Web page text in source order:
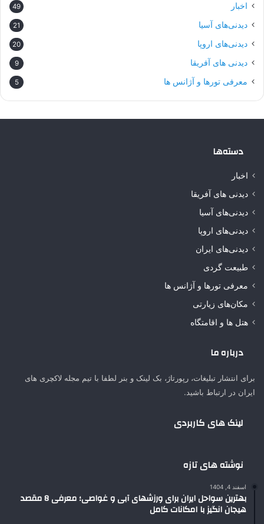
اخبار 49
دیدنی‌های آسیا 21
دیدنی‌های اروپا 20
دیدنی های آفریقا 9
معرفی تورها و آژانس ها 5
دسته‌ها
اخبار
دیدنی های آفریقا
دیدنی‌های آسیا
دیدنی‌های اروپا
دیدنی‌های ایران
طبیعت گردی
معرفی تورها و آژانس ها
مکان‌های زیارتی
هتل ها و اقامتگاه
درباره ما
برای انتشار تبلیغات، رپورتاژ، بک لینک و بنر لطفا با تیم مجله لاکچری های
ایران در ارتباط باشید.
لینک های کاربردی
نوشته های تازه
اسفند 4, 1404
بهترین سواحل ایران برای ورزشهای آبی و غواصی؛ معرفی 8 مقصد
هیجان انگیز با امکانات کامل